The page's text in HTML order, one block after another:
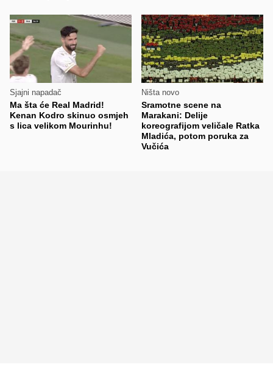
Sjajni napadač
Ma šta će Real Madrid!
Kenan Kodro skinuo osmjeh
s lica velikom Mourinhu!
Ništa novo
Sramotne scene na
Marakani: Delije
koreografijom veličale Ratka
Mladića, potom poruka za
Vučića